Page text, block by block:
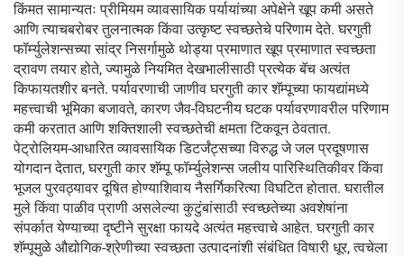
किंमत सामान्यतः प्रीमियम व्यावसायिक पर्यायांच्या अपेक्षेने खूप कमी असते
आणि त्याचबरोबर तुलनात्मक किंवा उत्कृष्ट स्वच्छतेचे परिणाम देते. घरगुती
फॉर्म्युलेशन्सच्या सांद्र निसर्गामुळे थोड्या प्रमाणात खूप प्रमाणात स्वच्छता
द्रावण तयार होते, ज्यामुळे नियमित देखभालीसाठी प्रत्येक बॅच अत्यंत
किफायतशीर बनते. पर्यावरणाची जाणीव घरगुती कार शॅम्पूच्या फायद्यांमध्ये
महत्त्वाची भूमिका बजावते, कारण जैव-विघटनीय घटक पर्यावरणावरील परिणाम
कमी करतात आणि शक्तिशाली स्वच्छतेची क्षमता टिकवून ठेवतात.
पेट्रोलियम-आधारित व्यावसायिक डिटर्जंट्सच्या विरुद्ध जे जल प्रदूषणास
योगदान देतात, घरगुती कार शॅम्पू फॉर्म्युलेशन्स जलीय पारिस्थितिकीवर किंवा
भूजल पुरवठ्यावर दूषित होण्याशिवाय नैसर्गिकरित्या विघटित होतात. घरातील
मुले किंवा पाळीव प्राणी असलेल्या कुटुंबांसाठी स्वच्छतेच्या अवशेषांना
संपर्कात येण्याच्या दृष्टीने सुरक्षा फायदे अत्यंत महत्त्वाचे आहेत. घरगुती कार
शॅम्पूमुळे औद्योगिक-श्रेणीच्या स्वच्छता उत्पादनांशी संबंधित विषारी धूर, त्वचेला